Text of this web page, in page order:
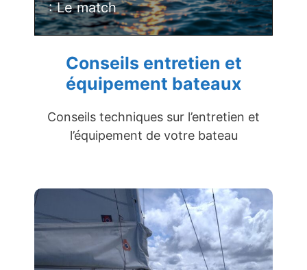
: Le match
Conseils entretien et
équipement bateaux
Conseils techniques sur l’entretien et
l’équipement de votre bateau